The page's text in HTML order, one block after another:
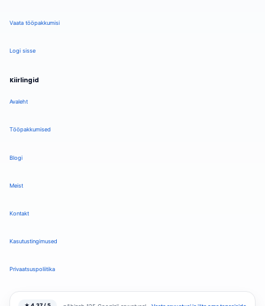
Vaata tööpakkumisi
Logi sisse
Kiirlingid
Avaleht
Tööpakkumised
Blogi
Meist
Kontakt
Kasutustingimused
Privaatsuspoliitika